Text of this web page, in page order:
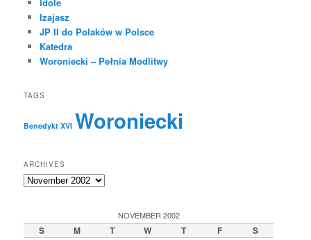
Izajasz
JP II do Polaków w Polsce
Katedra
Woroniecki – Pełnia Modlitwy
TAGS
Benedykt XVI Woroniecki
ARCHIVES
Archives
NOVEMBER 2002
S M T W T F
S